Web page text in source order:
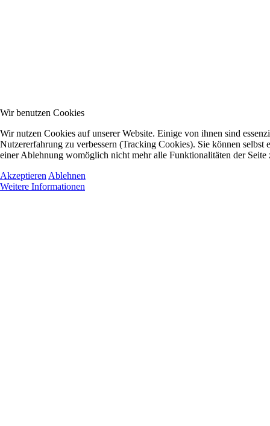
Wir benutzen Cookies
Wir nutzen Cookies auf unserer Website. Einige von ihnen sind
Nutzererfahrung zu verbessern (Tracking Cookies). Sie können selbst
einer Ablehnung womöglich nicht mehr alle Funktionalitäten der Seite
Akzeptieren Ablehnen
Weitere Informationen